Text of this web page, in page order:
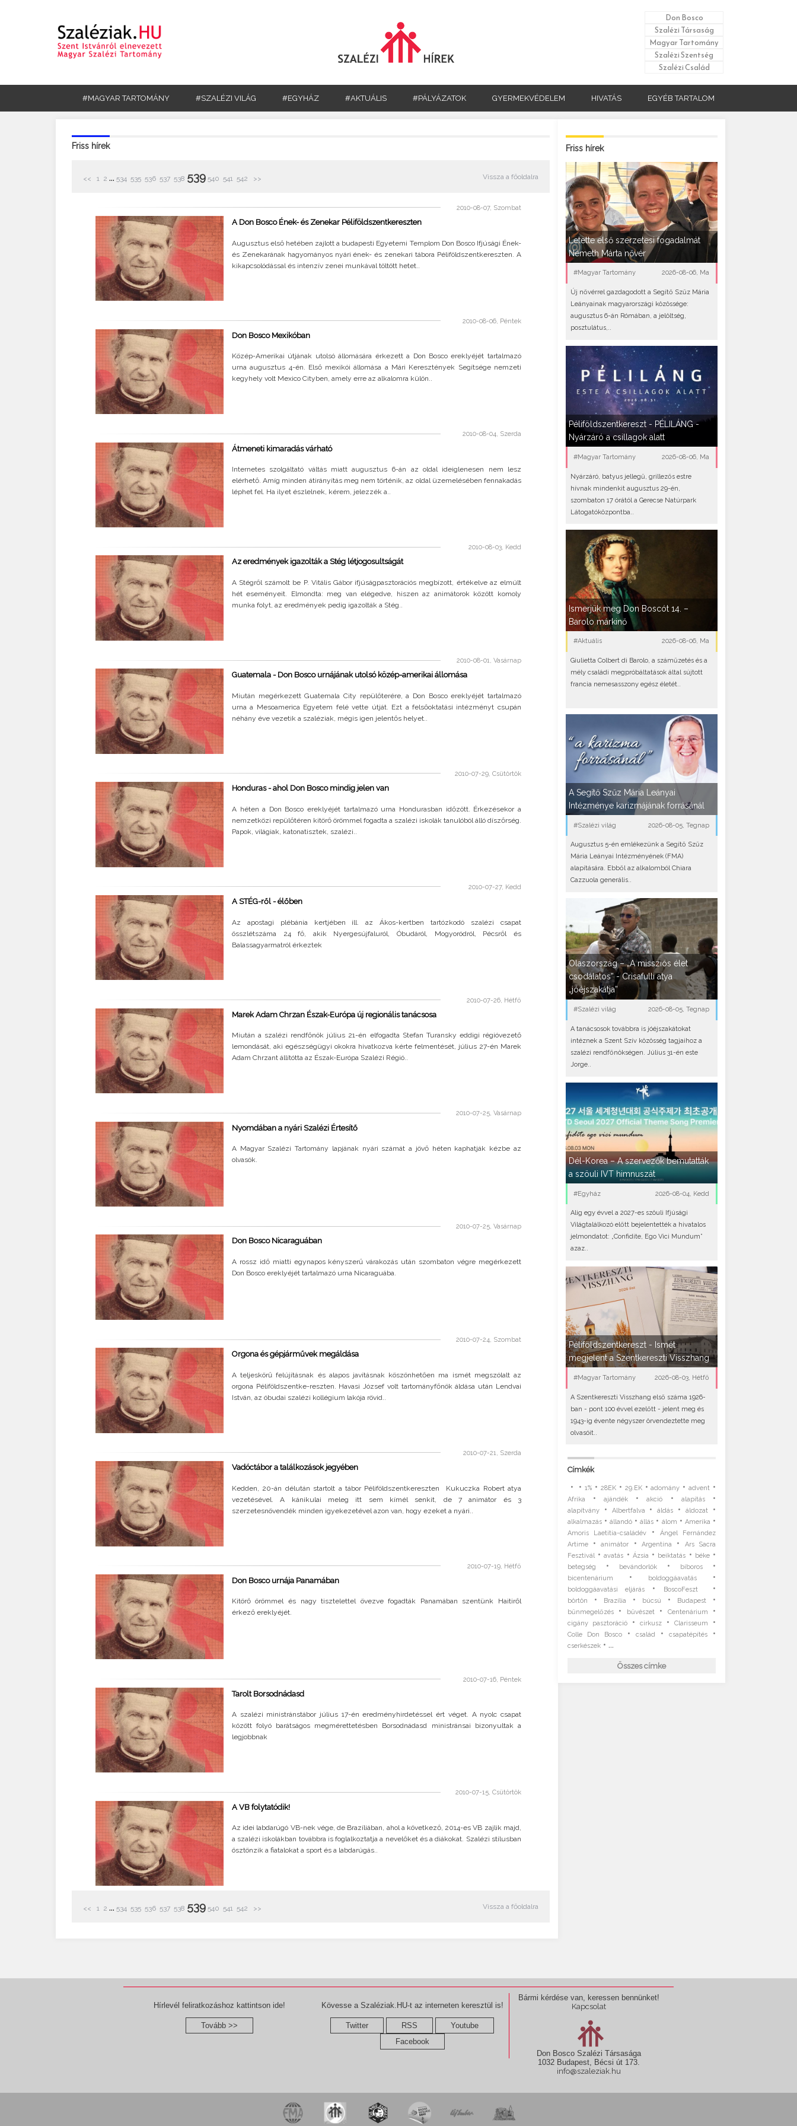
Don Bosco
Szalézi Társaság
Magyar Tartomány
Szalézi Szentség
Szalézi Család
#MAGYAR TARTOMÁNY #SZALÉZI VILÁG #EGYHÁZ #AKTUÁLIS #PÁLYÁZATOK GYERMEKVÉDELEM HIVATÁS EGYÉB TARTALOM
Friss hírek
Vissza a főoldalra
<< 1 2 ... 534 535 536 537 538 539 540 541 542 >>
2010-08-07, Szombat
A Don Bosco Ének- és Zenekar Péliföldszentkereszten
Augusztus első hetében zajlott a budapesti Egyetemi Templom Don Bosco Ifjúsági Ének-
és Zenekarának hagyományos nyári ének- és zenekari tábora Péliföldszentkereszten. A
kikapcsolódással és intenzív zenei munkával töltött hetet..
2010-08-06, Péntek
Don Bosco Mexikóban
Közép-Amerikai útjának utolsó állomására érkezett a Don Bosco ereklyéjét tartalmazó
urna augusztus 4-én. Első mexikói állomása a Mári Keresztények Segítsége nemzeti
kegyhely volt Mexico Cityben, amely erre az alkalomra külön..
2010-08-04, Szerda
Átmeneti kimaradás várható
Internetes szolgáltató váltás miatt augusztus 6-án az oldal ideiglenesen nem lesz
elérhető. Amíg minden átirányítás meg nem történik, az oldal üzemelésében fennakadás
léphet fel. Ha ilyet észlelnek, kérem, jelezzék a..
2010-08-03, Kedd
Az eredmények igazolták a Stég létjogosultságát
A Stégről számolt be P. Vitális Gábor ifjúságpasztorációs megbízott, értékelve az elmúlt
hét eseményeit. Elmondta: meg van elégedve, hiszen az animátorok között komoly
munka folyt, az eredmények pedig igazolták a Stég..
2010-08-01, Vasárnap
Guatemala - Don Bosco urnájának utolsó közép-amerikai állomása
Miután megérkezett Guatemala City repülőterére, a Don Bosco ereklyéjét tartalmazó
urna a Mesoamerica Egyetem felé vette útját. Ezt a felsőoktatási intézményt csupán
néhány éve vezetik a szaléziak, mégis igen jelentős helyet..
2010-07-29, Csütörtök
Honduras - ahol Don Bosco mindig jelen van
A héten a Don Bosco ereklyéjét tartalmazó urna Hondurasban időzött. Érkezésekor a
nemzetközi repülőtéren kitörő örömmel fogadta a szalézi iskolák tanulóból álló díszőrség.
Papok, világiak, katonatisztek, szalézi..
2010-07-27, Kedd
A STÉG-ről - élőben
Az apostagi plébánia kertjében ill. az Ákos-kertben tartózkodó szalézi csapat
összlétszáma 24 fő, akik Nyergesújfaluról, Óbudáról, Mogyoródról, Pécsről és
Balassagyarmatról érkeztek
2010-07-26, Hétfő
Marek Adam Chrzan Észak-Európa új regionális tanácsosa
Miután a szalézi rendfőnök július 21-én elfogadta Stefan Turansky eddigi régióvezető
lemondását, aki egészségügyi okokra hivatkozva kérte felmentését, július 27-én Marek
Adam Chrzant állítótta az Észak-Európa Szalézi Régió..
2010-07-25, Vasárnap
Nyomdában a nyári Szalézi Értesítő
A Magyar Szalézi Tartomány lapjának nyári számát a jövő héten kaphatják kézbe az
olvasók.
2010-07-25, Vasárnap
Don Bosco Nicaraguában
A rossz idő miatti egynapos kényszerű várakozás után szombaton végre megérkezett
Don Bosco ereklyéjét tartalmazó urna Nicaraguába.
2010-07-24, Szombat
Orgona és gépjárművek megáldása
A teljeskörű felújításnak és alapos javításnak köszönhetően ma ismét megszólalt az
orgona Péliföldszentke-reszten. Havasi József volt tartományfőnök áldása után Lendvai
István, az óbudai szalézi kollégium lakója rövid..
2010-07-21, Szerda
Vadóctábor a találkozások jegyében
Kedden, 20-án délután startolt a tábor Péliföldszentkereszten Kukuczka Robert atya
vezetésével. A kánikulai meleg itt sem kímél senkit, de 7 animátor és 3
szerzetesnövendék minden igyekezetével azon van, hogy ezeket a nyári..
2010-07-19, Hétfő
Don Bosco urnája Panamában
Kitörő örömmel és nagy tisztelettel övezve fogadták Panamában szentünk Haitiről
érkező ereklyéjét.
2010-07-16, Péntek
Tarolt Borsodnádasd
A szalézi ministránstábor július 17-én eredményhirdetéssel ért véget. A nyolc csapat
között folyó barátságos megmérettetésben Borsodnádasd ministránsai bizonyultak a
legjobbnak
2010-07-15, Csütörtök
A VB folytatódik!
Az idei labdarúgó VB-nek vége, de Brazíliában, ahol a következő, 2014-es VB zajlik majd,
a szalézi iskolákban továbbra is foglalkoztatja a nevelőket és a diákokat. Szalézi stílusban
ösztönzik a fiatalokat a sport és a labdarúgás..
Vissza a főoldalra
<< 1 2 ... 534 535 536 537 538 539 540 541 542 >>
Friss hírek
Letette első szerzetesi fogadalmát
Németh Márta nővér
#Magyar Tartomány 2026-08-06, Ma
Új nővérrel gazdagodott a Segítő Szűz Mária
Leányainak magyarországi közössége:
augusztus 6-án Rómában, a jelöltség,
posztulátus,..
Péliföldszentkereszt - PÉLILÁNG -
Nyárzáró a csillagok alatt
#Magyar Tartomány 2026-08-06, Ma
Nyárzáró, batyus jellegű, grillezős estre
hívnak mindenkit augusztus 29-én,
szombaton 17 órától a Gerecse Natúrpark
Látogatóközpontba..
Ismerjük meg Don Boscót 14. –
Barolo márkinő
#Aktuális 2026-08-06, Ma
Giulietta Colbert di Barolo, a száműzetés és a
mély családi megpróbáltatások által sújtott
francia nemesasszony egész életét..
A Segítő Szűz Mária Leányai
Intézménye karizmájának forrásánál
#Szalézi világ 2026-08-05, Tegnap
Augusztus 5-én emlékezünk a Segítő Szűz
Mária Leányai Intézményének (FMA)
alapítására. Ebből az alkalomból Chiara
Cazzuola generális..
Olaszország – „A missziós élet
csodálatos” - Crisafulli atya
„jóéjszakátja”
#Szalézi világ 2026-08-05, Tegnap
A tanácsosok továbbra is jóéjszakátokat
intéznek a Szent Szív közösség tagjaihoz a
szalézi rendfőnökségen. Július 31-én este
Jorge..
Dél-Korea – A szervezők bemutatták
a szöuli IVT himnuszát
#Egyház 2026-08-04, Kedd
Alig egy évvel a 2027-es szöuli Ifjúsági
Világtalálkozó előtt bejelentették a hivatalos
jelmondatot: „Confidite, Ego Vici Mundum”
azaz..
Péliföldszentkereszt - Ismét
megjelent a Szentkereszti Visszhang
#Magyar Tartomány 2026-08-03, Hétfő
A Szentkereszti Visszhang első száma 1926-
ban - pont 100 évvel ezelőtt - jelent meg és
1943-ig évente négyszer örvendeztette meg
olvasóit..
Címkék
• •1% • 28EK• 29.EK•adomány •advent •
Afrika •ajándék •akció • alapítás•
alapítvány• Albertfalva •áldás •áldozat •
alkalmazás•állandó •állás • álom • Amerika •
Amoris Laetitia-családév•
Ángel Fernández
Artime•animátor •Argentína •
Ars Sacra
Fesztivál•avatás • Ázsia • beiktatás • béke•
betegség • bevándorlók• bíboros•
bicentenárium • boldoggáavatás•
boldoggáavatási eljárás • BoscoFeszt •
börtön • Brazília • búcsú • Budapest •
bűnmegelőzés• bűvészet• Centenárium •
cigány pasztoráció• cirkusz• Clarisseum •
Colle Don Bosco• család • csapatépítés •
cserkészek• ...
Összes címke
Hírlevél feliratkozáshoz kattintson ide!
Tovább >>
Kövesse a Szaléziak.HU-t az interneten keresztül is!
Twitter RSS
Youtube
Facebook
Bármi kérdése van, keressen bennünket!
Kapcsolat
Don Bosco Szalézi Társasága
1032 Budapest, Bécsi út 173.
info@szaleziak.hu